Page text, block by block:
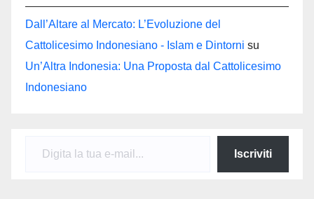
Dall’Altare al Mercato: L’Evoluzione del
Cattolicesimo Indonesiano - Islam e Dintorni su
Un’Altra Indonesia: Una Proposta dal Cattolicesimo
Indonesiano
Iscriviti